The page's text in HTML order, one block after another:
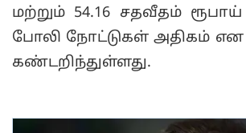
மற்றும் 54.16 சதவீதம் ரூபாய்
போலி நோட்டுகள் அதிகம் என
கண்டறிந்துள்ளது.